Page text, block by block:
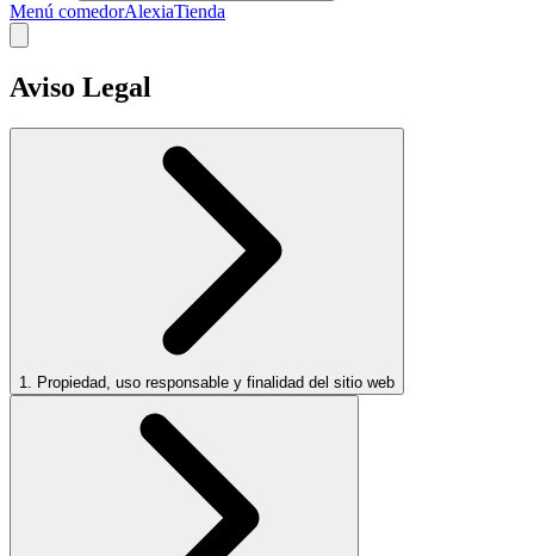
Menú comedorAlexiaTienda
Aviso Legal
1. Propiedad, uso responsable y finalidad del sitio web